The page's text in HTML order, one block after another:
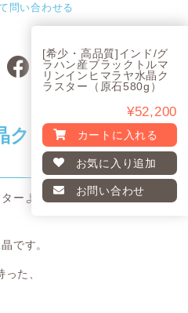
[希少・高品質]インド/グ
ラハン産ブラックトルマ
リンインヒマラヤ水晶ク
ラスター（原石580g）
¥52,200
カートに入れる
お気に入り追加
お問い合わせ
問い合わせる
ラ
ーよ
です。
った、